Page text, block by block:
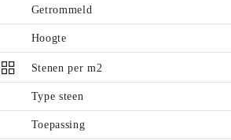
Getrommeld
Hoogte
Stenen per m2
Type steen
Toepassing